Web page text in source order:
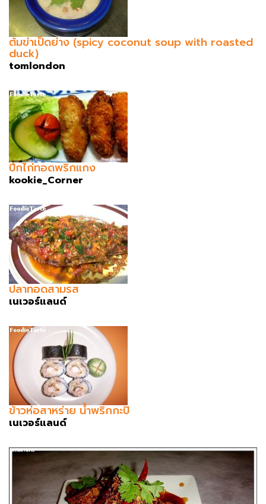
ต้มข่าเป็ดย่าง (spicy coconut soup with roasted
duck)
tomlondon
ปีกไก่ทอดพริกแกง
kookie_Corner
ปลาทอดสามรส
เนเวอร์แลนด์
ข้าวห่อสาหร่าย น้ำพริกกะปิ
เนเวอร์แลนด์